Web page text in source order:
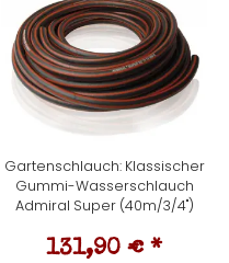
Gartenschlauch: Klassischer
Gummi-Wasserschlauch
Admiral Super (40m/3/4")
131,90 € *